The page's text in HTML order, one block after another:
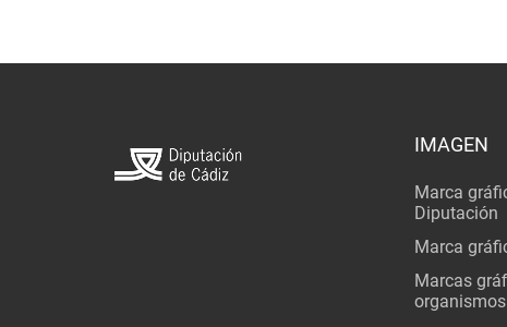
IMAGEN
Marca
Diputación
Marca
Marcas